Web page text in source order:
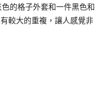
的格子外套和一件黑色和
較大的重複，讓人感覺非